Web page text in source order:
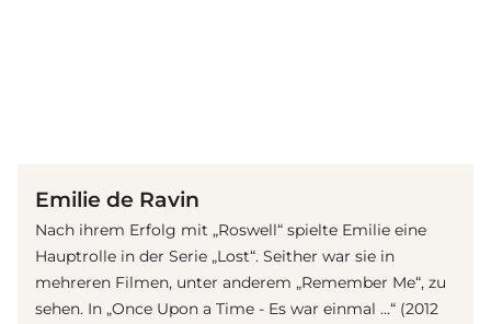
Emilie de Ravin
Nach ihrem Erfolg mit „Roswell“ spielte Emilie eine
Hauptrolle in der Serie „Lost“. Seither war sie in
mehreren Filmen, unter anderem „Remember Me“, zu
sehen. In „Once Upon a Time - Es war einmal ...“ (2012